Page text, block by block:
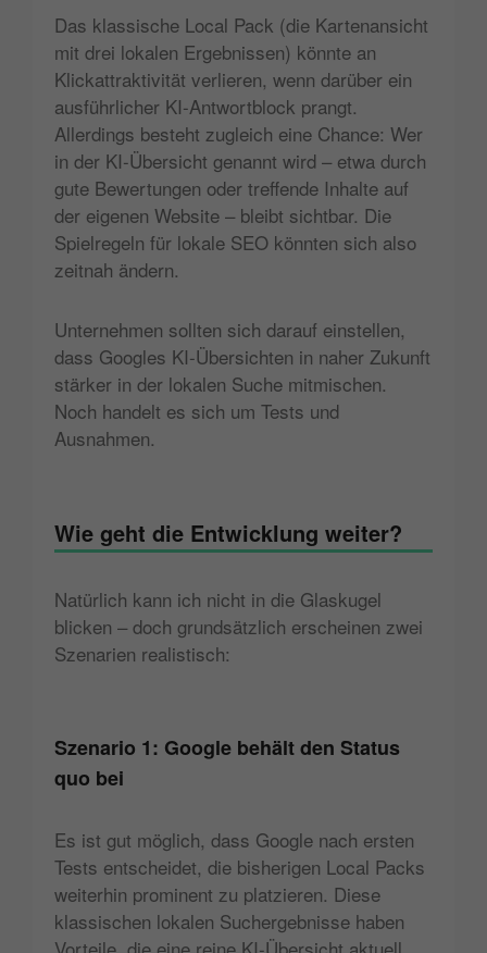
Das klassische Local Pack (die Kartenansicht
mit drei lokalen Ergebnissen) könnte an
Klickattraktivität verlieren, wenn darüber ein
ausführlicher KI-Antwortblock prangt.
Allerdings besteht zugleich eine Chance: Wer
in der KI-Übersicht genannt wird – etwa durch
gute Bewertungen oder treffende Inhalte auf
der eigenen Website – bleibt sichtbar. Die
Spielregeln für lokale SEO könnten sich also
zeitnah ändern.
Unternehmen sollten sich darauf einstellen,
dass Googles KI-Übersichten in naher Zukunft
stärker in der lokalen Suche mitmischen.
Noch handelt es sich um Tests und
Ausnahmen.
Wie geht die Entwicklung weiter?
Natürlich kann ich nicht in die Glaskugel
blicken – doch grundsätzlich erscheinen zwei
Szenarien realistisch:
Szenario 1: Google behält den Status
quo bei
Es ist gut möglich, dass Google nach ersten
Tests entscheidet, die bisherigen Local Packs
weiterhin prominent zu platzieren. Diese
klassischen lokalen Suchergebnisse haben